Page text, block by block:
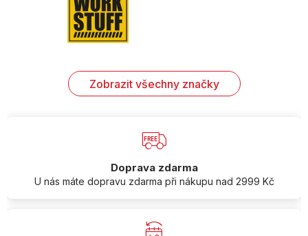
Zobrazit všechny značky
Doprava zdarma
U nás máte dopravu zdarma při nákupu nad 2999 Kč